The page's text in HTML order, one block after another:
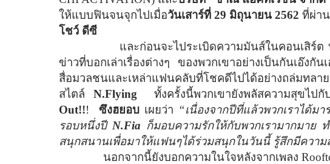
ให้แบบฟินจนจุกไปเมื่อวันเสาร์ที่ 29 มิถุนายน 2562 ที่ผ่า
โชว์ ดีซี
และก่อนจะไประเบิดความมันส์ในคอนเสิร์
ข่าวที่บอกเล่าเรื่องต่างๆ ของพวกเขาอย่างเป็นกันเอ๊งกั
สื่อมวลชนและเหล่าแฟนคลับที่โชคดีไปได้อย่างถล่มทลา
สไตล์N.Flying ทั้งครั้งนี้พวกเขายังพลัสความสุขไป
Out!!! ซึงฮยอบ เผยว่า “เนื่องจากปีที่แล้วพวกเราได้ม
รอบหนึ่งปี N.Fia ก็มอบความรักให้กับพวกเรามากมาย ท
สนุกสนานเพื่อมาให้แฟนๆได้ร่วมสนุกในวันนี้ รู้สึกมีความ
นอกจากนี้ยังบอกความในใจหลังจากเพลง